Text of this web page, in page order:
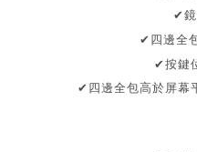
✔
✔四邊全
✔按鍵
✔ 四邊全包高於屏幕